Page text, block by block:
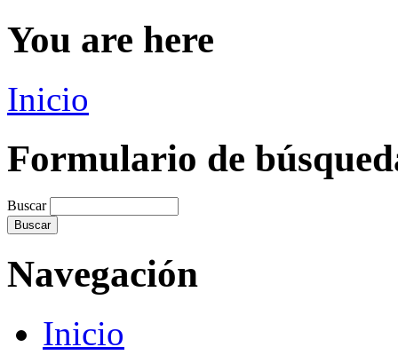
You are here
Inicio
Formulario de
Buscar
Navegación
Inicio